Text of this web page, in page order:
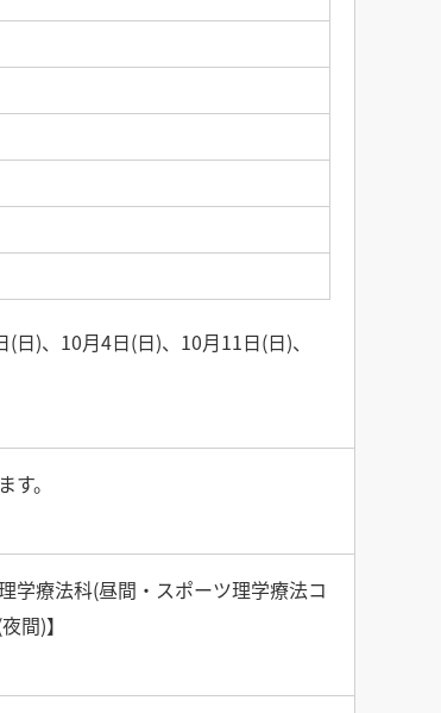
)、10月4日(日)、10月11日(日)、
。
学療法科(昼間・スポーツ理学療法コ
間)】